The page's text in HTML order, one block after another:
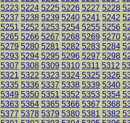
5223 5224 5225 5226 5227 5228
5237 5238 5239 5240 5241 5242
5251 5252 5253 5254 5255 5256
5265 5266 5267 5268 5269 5270
5279 5280 5281 5282 5283 5284
5293 5294 5295 5296 5297 5298
5307 5308 5309 5310 5311 5312
5321 5322 5323 5324 5325 5326
5335 5336 5337 5338 5339 5340
5349 5350 5351 5352 5353 5354
5363 5364 5365 5366 5367 5368
5377 5378 5379 5380 5381 5382